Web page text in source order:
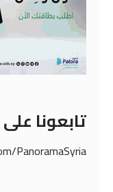
تابعونا
PanoramaSyria